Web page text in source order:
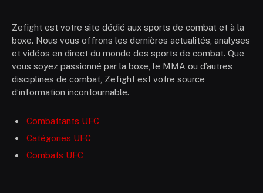
Zefight est votre site dédié aux sports de combat et à la
boxe. Nous vous offrons les dernières actualités, analyses
et vidéos en direct du monde des sports de combat. Que
vous soyez passionné par la boxe, le MMA ou d’autres
disciplines de combat, Zefight est votre source
d’information incontournable.
Combattants UFC
Catégories UFC
Combats UFC